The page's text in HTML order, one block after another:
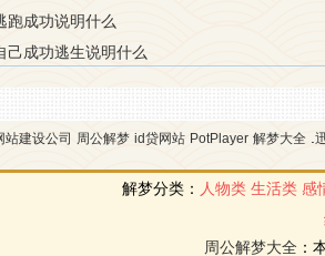
跑成功说明什么
己成功逃生说明什么
站建设公司 周公解梦 id贷网站 PotPlayer 解梦大全
解梦分类： 人物类 生活类 感
周公解梦大全 ：